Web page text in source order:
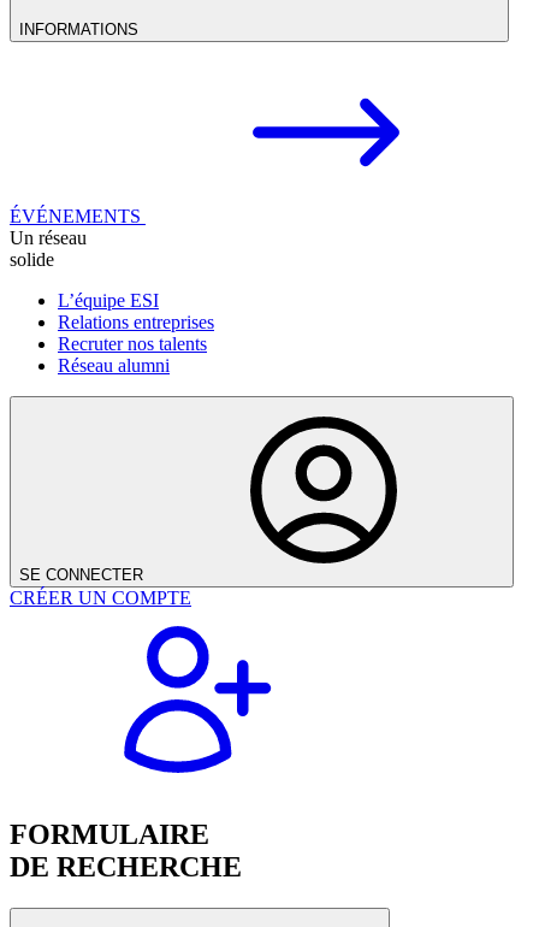
INFORMATIONS
ÉVÉNEMENTS
Un réseau
solide
L’équipe ESI
Relations entreprises
Recruter nos talents
Réseau alumni
SE CONNECTER
CRÉER UN COMPTE
FORMULAIRE
DE RECHERCHE